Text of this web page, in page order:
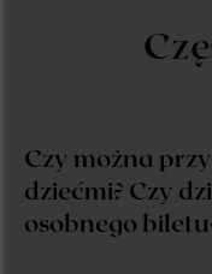
Czę
Czy można
dziećmi? Czy
osobnego